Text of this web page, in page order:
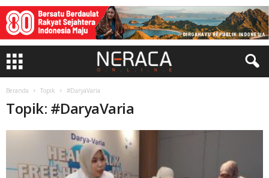
Beranda Topik #DaryaVaria
Topik: #DaryaVaria